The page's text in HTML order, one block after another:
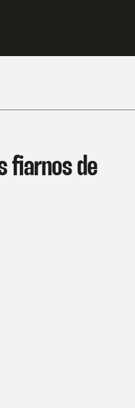
fiarnos de